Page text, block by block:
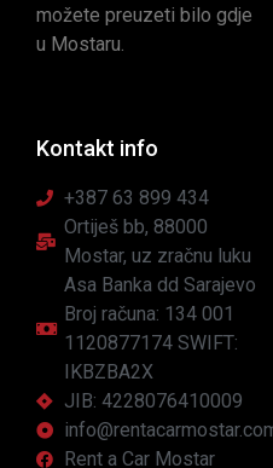
možete preuzeti bilo gdje
u Mostaru.
Kontakt info
+387 63 899 434
Ortiješ bb, 88000
Mostar, uz zračnu luku
Asa Banka dd Sarajevo
Broj računa: 134 001
1120877174 SWIFT:
IKBZBA2X
JIB: 4228076410009
Rent a Car Mostar